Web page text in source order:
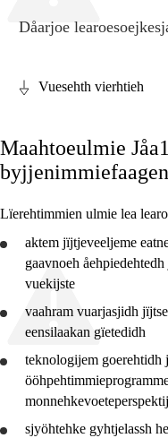
Jarngebiehkieh
Dåaresthfaageles
Vihkeles tjiehpiesvoeth
2. daltese
4. daltese
7. daltese
10. daltese
Dåarjoe
Vuesehth vierhtieh
Maahtoeulmie
Lïerehtimmien ulmie lea
aktem jïjtjeveeljeme
gaavnoeh åehpiedehtedh
vuekijste
vaahram vuarjasjidh
eensilaakan gïetedidh
teknologijem goerehtidh
sjyöhtehke gyhtjelassh